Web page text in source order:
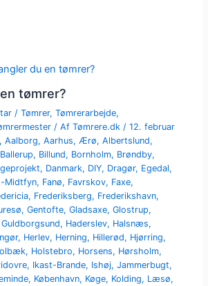
tømrer?
/Tømrer,Tømrerarbejde,
/ AfTømrere.dk /12. februar
,Aalborg,Aarhus, Ærø,Albertslund,
Ballerup, Billund, Bornholm, Brøndby,
, Danmark, DIY, Dragør, Egedal,
Midtfyn, Fanø, Favrskov, Faxe,
, Frederiksberg, Frederikshavn,
,Gentofte,Gladsaxe,Glostrup,
Guldborgsund, Haderslev, Halsnæs,
, Herlev, Herning, Hillerød, Hjørring,
, Holstebro, Horsens, Hørsholm,
, Ikast-Brande, Ishøj,Jammerbugt,
, København, Køge, Kolding, Læsø,